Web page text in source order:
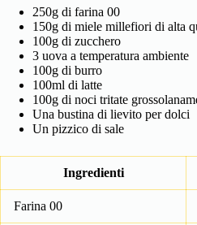
250g di farina 00
150g di miele millefiori di alta
100g di zucchero
3 uova a temperatura ambiente
100g di burro
100ml di latte
100g di noci tritate
Una bustina di lievito per dolci
Un pizzico di sale
Ingredienti
Farina 00